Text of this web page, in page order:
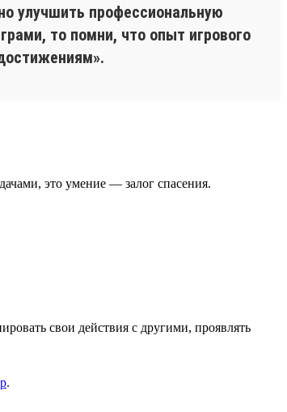
улучшить профессиональную
то помни, что опыт игрового
это умение — залог спасения.
свои действия с другими, проявлять
.